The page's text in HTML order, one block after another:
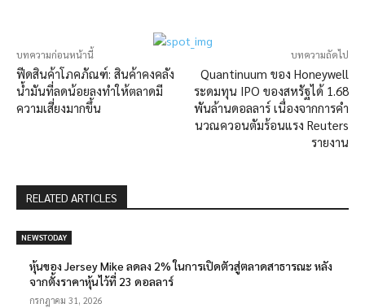
บทความก่อนหน้านี้
ฟีดสินค้าโภคภัณฑ์: สินค้าคงคลัง
น้ำมันที่ลดน้อยลงทำให้ตลาดมี
ความเสี่ยงมากขึ้น
บทความถัดไป
Quantinuum ของ Honeywell
ระดมทุน IPO ของสหรัฐได้ 1.68
พันล้านดอลลาร์ เนื่องจากการคำ
นวณควอนตัมร้อนแรง Reuters
รายงาน
RELATED ARTICLES
NEWSTODAY
หุ้นของ Jersey Mike ลดลง 2% ในการเปิดตัวสู่ตลาดสาธารณะ หลัง
จากตั้งราคาหุ้นไว้ที่ 23 ดอลลาร์
กรกฎาคม 31, 2026